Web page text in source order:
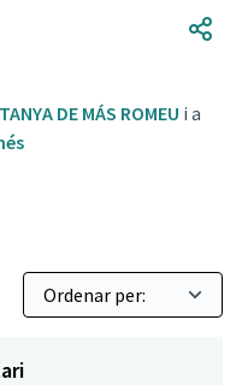
DE MÁS ROMEU i a